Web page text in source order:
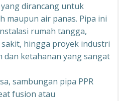
dirancang untuk
maupun air panas. Pipa ini
rumah tangga,
hingga proyek industri
dan ketahanan yang sangat
sambungan pipa PPR
fusion atau